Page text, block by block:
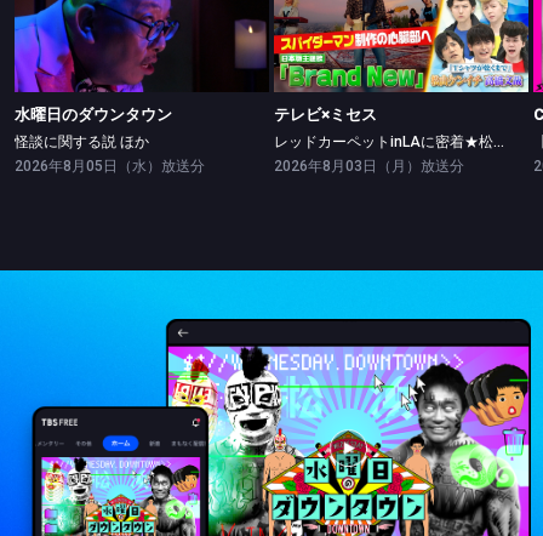
水曜日のダウンタウン
怪談に関する説 ほか
水曜日のダウンタウン
怪談に関する説 ほか
2026年8月05日（水）放送分
テレビ×ミセス
レッドカーペットinLAに密着★松山ケンイチ・高橋文哉ツッパリ勝負！
テレビ×ミセス
レッドカーペットinLAに密着★松山ケンイチ・高橋文哉ツッパリ勝負！
2026年8月03日（月）放送分